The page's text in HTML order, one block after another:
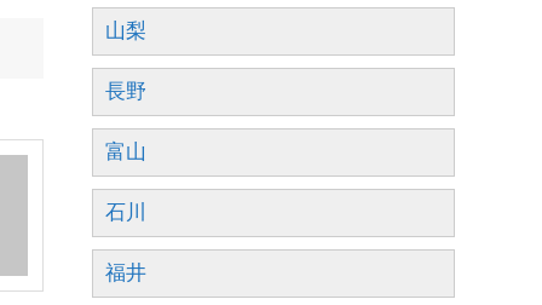
山梨
長野
富山
石川
福井